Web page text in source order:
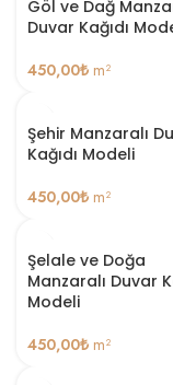
Göl ve Dağ
Duvar Kağıdı
450,00₺ m²
Şehir Manzaralı
Kağıdı Modeli
450,00₺ m²
Şelale ve Doğa
Manzaralı Duvar
Modeli
450,00₺ m²